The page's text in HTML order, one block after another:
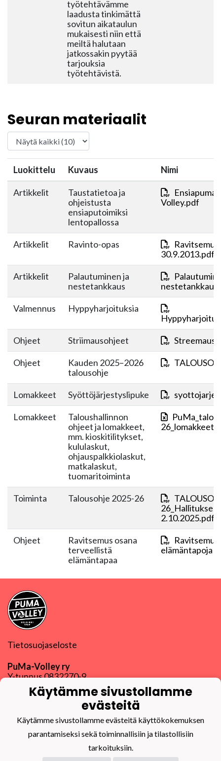
työtehtävämme
laadusta tinkimättä
sovitun aikataulun
mukaisesti niin että
meiltä halutaan
jatkossakin pyytää
tarjouksia
työtehtävistä.
Seuran materiaalit
Luokittelu Kuvaus Nimi
Artikkelit
Taustatietoa ja
ohjeistusta
ensiaputoimiksi
lentopallossa
Volley.pdf
Artikkelit Ravinto-opas
30.9.2013.pdf
Artikkelit
Palautuminen ja
nestetankkaus
Valmennus
Hyppyharjoituksia
Ohjeet Striimausohjeet
Ohjeet
Kauden 2025–2026
talousohje
Lomakkeet Syöttöjärjestyslipuke
Lomakkeet
Taloushallinnon
ohjeet ja lomakkeet,
mm. kioskitilitykset,
kululaskut,
ohjauspalkkiolaskut,
matkalaskut,
tuomaritoiminta
Toiminta Talousohje 2025-26
26_Hallituksen
2.10.2025.pdf
Ohjeet
Ravitsemus osana
terveellistä
elämäntapaa
elämäntapoja
Tietosuojaseloste
PuMa-Volley ry
Y-tunnus0832270-9
puma@puma-volley.fi
Linkki muihin yhteystietoihin
PuMa-Webmail
Käytämme sivustollamme
evästeitä
Käytämme sivustollamme evästeitä käyttökokemuksen
parantamiseksi sekä toiminnallisiin ja tilastollisiin
tarkoituksiin.